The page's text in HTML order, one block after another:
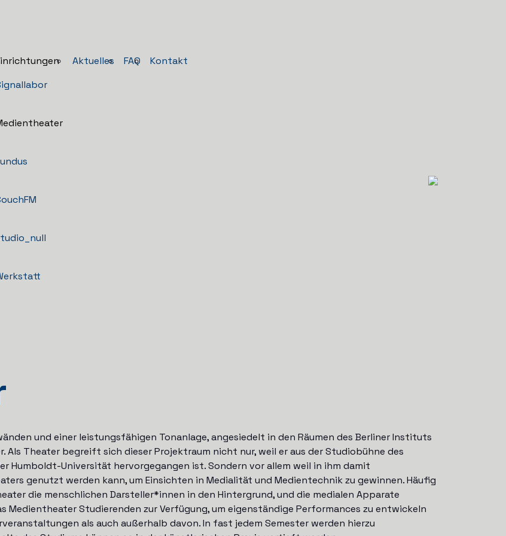
Aktuelles FAQ Kontakt
und einer leistungsfähigen Tonanlage, angesiedelt in den Räumen des Berliner Instituts
Theater begreift sich dieser Projektraum nicht nur, weil er aus der Studiobühne des
Humboldt-Universität hervorgegangen ist. Sondern vor allem weil in ihm damit
genutzt werden kann, um Einsichten in Medialität und Medientechnik zu gewinnen. Häufig
die menschlichen Darsteller*innen in den Hintergrund, und die medialen Apparate
Medientheater Studierenden zur Verfügung, um eigenständige Performances zu entwickeln
als auch außerhalb davon. In fast jedem Semester werden hierzu